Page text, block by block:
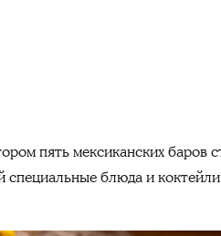
пять мексиканских баров
блюда и